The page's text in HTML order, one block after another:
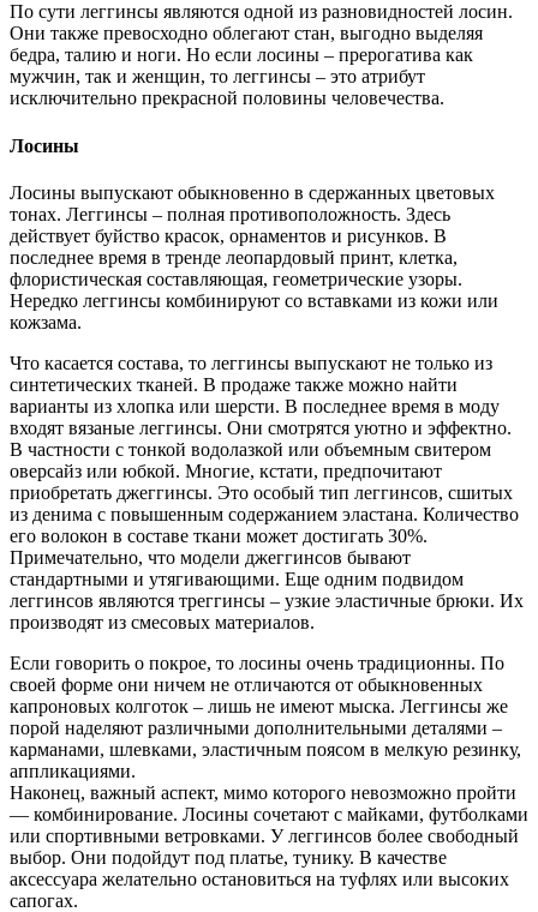
По сути леггинсы являются одной из разновидностей лосин.
Они также превосходно облегают стан, выгодно выделяя
бедра, талию и ноги. Но если лосины – прерогатива как
мужчин, так и женщин, то леггинсы – это атрибут
исключительно прекрасной половины человечества.
Лосины
Лосины выпускают обыкновенно в сдержанных цветовых
тонах. Леггинсы – полная противоположность. Здесь
действует буйство красок, орнаментов и рисунков. В
последнее время в тренде леопардовый принт, клетка,
флористическая составляющая, геометрические узоры.
Нередко леггинсы комбинируют со вставками из кожи или
кожзама.
Что касается состава, то леггинсы выпускают не только из
синтетических тканей. В продаже также можно найти
варианты из хлопка или шерсти. В последнее время в моду
входят вязаные леггинсы. Они смотрятся уютно и эффектно.
В частности с тонкой водолазкой или объемным свитером
оверсайз или юбкой. Многие, кстати, предпочитают
приобретать джеггинсы. Это особый тип леггинсов, сшитых
из денима с повышенным содержанием эластана. Количество
его волокон в составе ткани может достигать 30%.
Примечательно, что модели джеггинсов бывают
стандартными и утягивающими. Еще одним подвидом
леггинсов являются треггинсы – узкие эластичные брюки. Их
производят из смесовых материалов.
Если говорить о покрое, то лосины очень традиционны. По
своей форме они ничем не отличаются от обыкновенных
капроновых колготок – лишь не имеют мыска. Леггинсы же
порой наделяют различными дополнительными деталями –
карманами, шлевками, эластичным поясом в мелкую резинку,
аппликациями.
Наконец, важный аспект, мимо которого невозможно пройти
— комбинирование. Лосины сочетают с майками, футболками
или спортивными ветровками. У леггинсов более свободный
выбор. Они подойдут под платье, тунику. В качестве
аксессуара желательно остановиться на туфлях или высоких
сапогах.